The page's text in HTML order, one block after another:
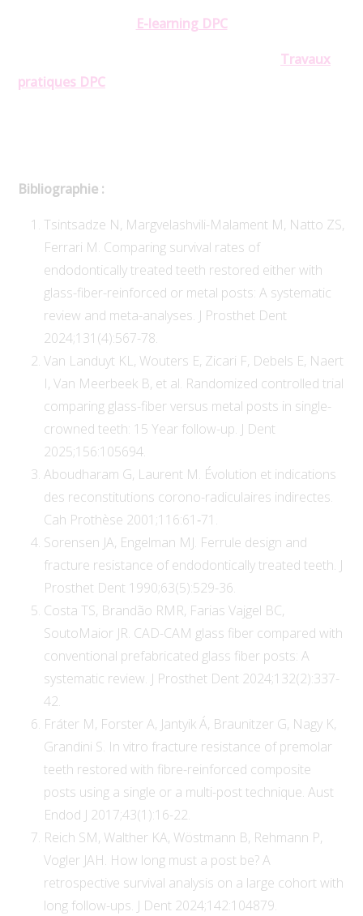
E-learning DPC
Travaux
pratiques DPC
Bibliographie :
Tsintsadze N, Margvelashvili-Malament M, Natto ZS,
Ferrari M. Comparing survival rates of
endodontically treated teeth restored either with
glass-fiber-reinforced or metal posts: A systematic
review and meta-analyses. J Prosthet Dent
2024;131(4):567-78.
Van Landuyt KL, Wouters E, Zicari F, Debels E, Naert
I, Van Meerbeek B, et al. Randomized controlled trial
comparing glass-fiber versus metal posts in single-
crowned teeth: 15 Year follow-up. J Dent
2025;156:105694.
Aboudharam G, Laurent M. Évolution et indications
des reconstitutions corono-radiculaires indirectes.
Cah Prothèse 2001;116:61‑71.
Sorensen JA, Engelman MJ. Ferrule design and
fracture resistance of endodontically treated teeth. J
Prosthet Dent 1990;63(5):529-36.
Costa TS, Brandão RMR, Farias Vajgel BC,
SoutoMaior JR. CAD-CAM glass fiber compared with
conventional prefabricated glass fiber posts: A
systematic review. J Prosthet Dent 2024;132(2):337-
42.
Fráter M, Forster A, Jantyik Á, Braunitzer G, Nagy K,
Grandini S. In vitro fracture resistance of premolar
teeth restored with fibre-reinforced composite
posts using a single or a multi-post technique. Aust
Endod J 2017;43(1):16-22.
Reich SM, Walther KA, Wöstmann B, Rehmann P,
Vogler JAH. How long must a post be? A
retrospective survival analysis on a large cohort with
long follow-ups. J Dent 2024;142:104879.